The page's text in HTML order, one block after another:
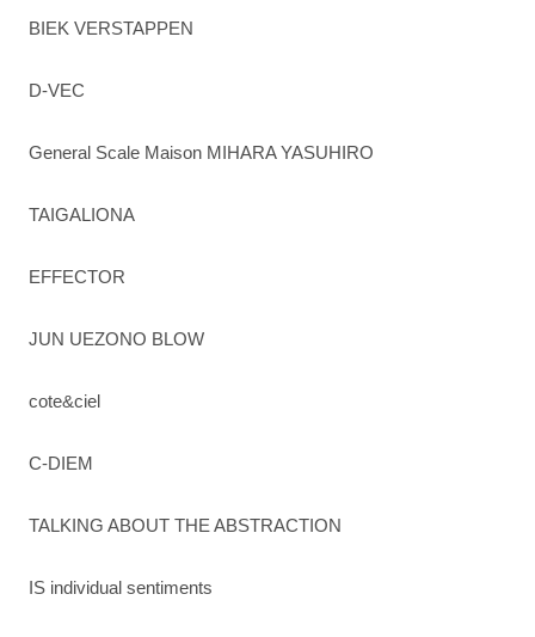
BIEK VERSTAPPEN
D-VEC
General Scale Maison MIHARA YASUHIRO
TAIGALIONA
EFFECTOR
JUN UEZONO BLOW
cote&ciel
C-DIEM
TALKING ABOUT THE ABSTRACTION
IS individual sentiments